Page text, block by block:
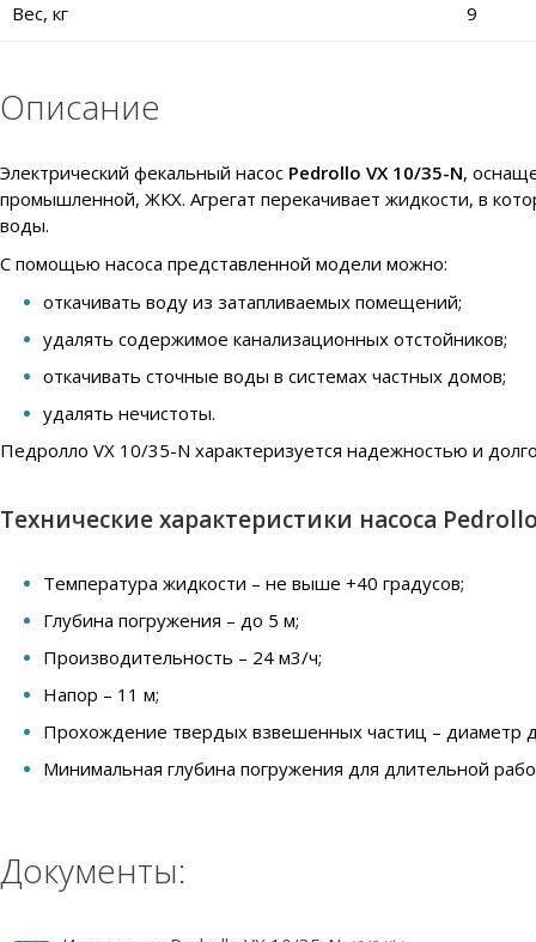
Вес, кг 9
Описание
Электрический фекальный насос Pedrollo VX 10/35-N,
промышленной, ЖКХ. Агрегат перекачивает жидкости, в
воды.
С помощью насоса представленной модели можно:
откачивать воду из затапливаемых помещений;
удалять содержимое канализационных отстойников;
откачивать сточные воды в системах частных домов;
удалять нечистоты.
Педролло VX 10/35-N характеризуется надежностью и
Технические характеристики насоса
Температура жидкости – не выше +40 градусов;
Глубина погружения – до 5 м;
Производительность – 24 м3/ч;
Напор – 11 м;
Прохождение твердых взвешенных частиц – диаметр
Минимальная глубина погружения для длительной
Документы: